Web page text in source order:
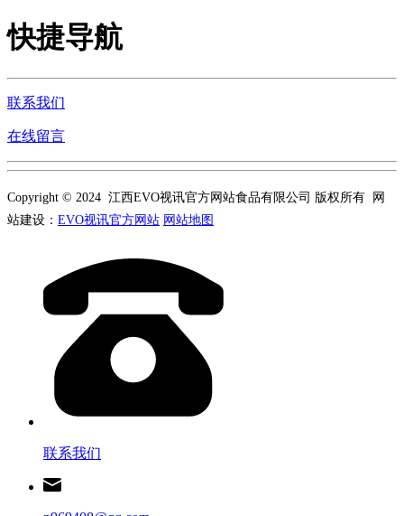
快捷导航
联系我们
在线留言
Copyright © 2024 江西EVO视讯官方网站食品有限公司 版权所有 网
站建设： EVO视讯官方网站 网站地图
联系我们